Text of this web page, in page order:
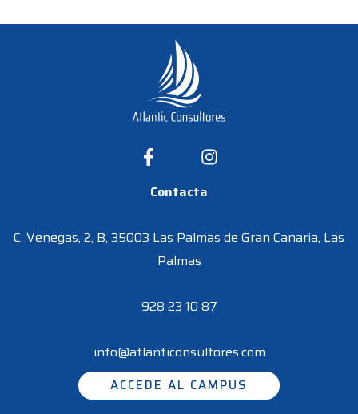
Contacta
C. Venegas, 2, B, 35003 Las Palmas de Gran Canaria, Las
Palmas
928 23 10 87
info@atlanticonsultores.com
ACCEDE AL CAMPUS